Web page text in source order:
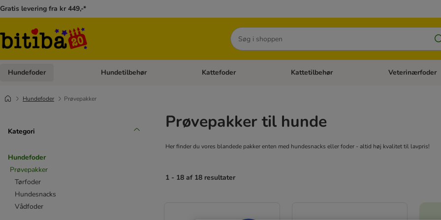
Gratis levering fra kr 449,-*
Søg
Hundefoder Åben kategori menu: Hundefoder
Hundetilbehør Åben kategori menu: Hundetilbehør
Kattefoder Åben kategori menu: Kattefoder
Kattetilbehør Åben kategori
Veterinærfoder
Hundefoder Prøvepakker
Kategori
Hundefoder
Prøvepakker
Tørfoder
Hundesnacks
Vådfoder
Prøvepakker til hunde
Her finder du vores blandede pakker enten med hundesnacks eller foder - altid høj kvalitet til lavpris!
1 - 18 af 18 resultater